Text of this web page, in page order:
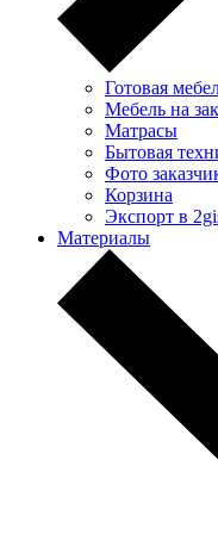
Готовая
Мебель на
Матрасы
Бытовая
Фото
Корзина
Экспорт в
Материалы